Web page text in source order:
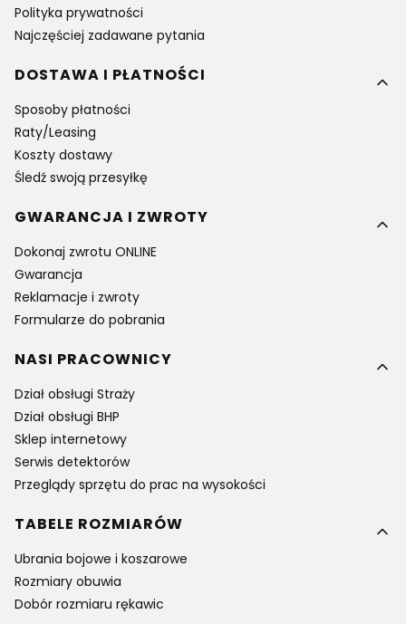
Polityka prywatności
Najczęściej zadawane pytania
DOSTAWA I PŁATNOŚCI
Sposoby płatności
Raty/Leasing
Koszty dostawy
Śledź swoją przesyłkę
GWARANCJA I ZWROTY
Dokonaj zwrotu ONLINE
Gwarancja
Reklamacje i zwroty
Formularze do pobrania
NASI PRACOWNICY
Dział obsługi Straży
Dział obsługi BHP
Sklep internetowy
Serwis detektorów
Przeglądy sprzętu do prac na wysokości
TABELE ROZMIARÓW
Ubrania bojowe i koszarowe
Rozmiary obuwia
Dobór rozmiaru rękawic